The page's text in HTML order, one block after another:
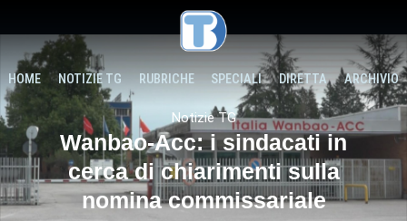
HOME NOTIZIE TG RUBRICHE SPECIALI DIRETTA ARCHIVIO
Notizie TG
Wanbao-Acc: i sindacati in
cerca di chiarimenti sulla
nomina commissariale